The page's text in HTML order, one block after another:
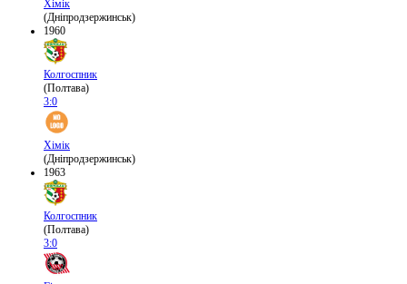
Хімік
(Дніпродзержинськ)
1960
Колгоспник
(Полтава)
3:0
Хімік
(Дніпродзержинськ)
1963
Колгоспник
(Полтава)
3:0